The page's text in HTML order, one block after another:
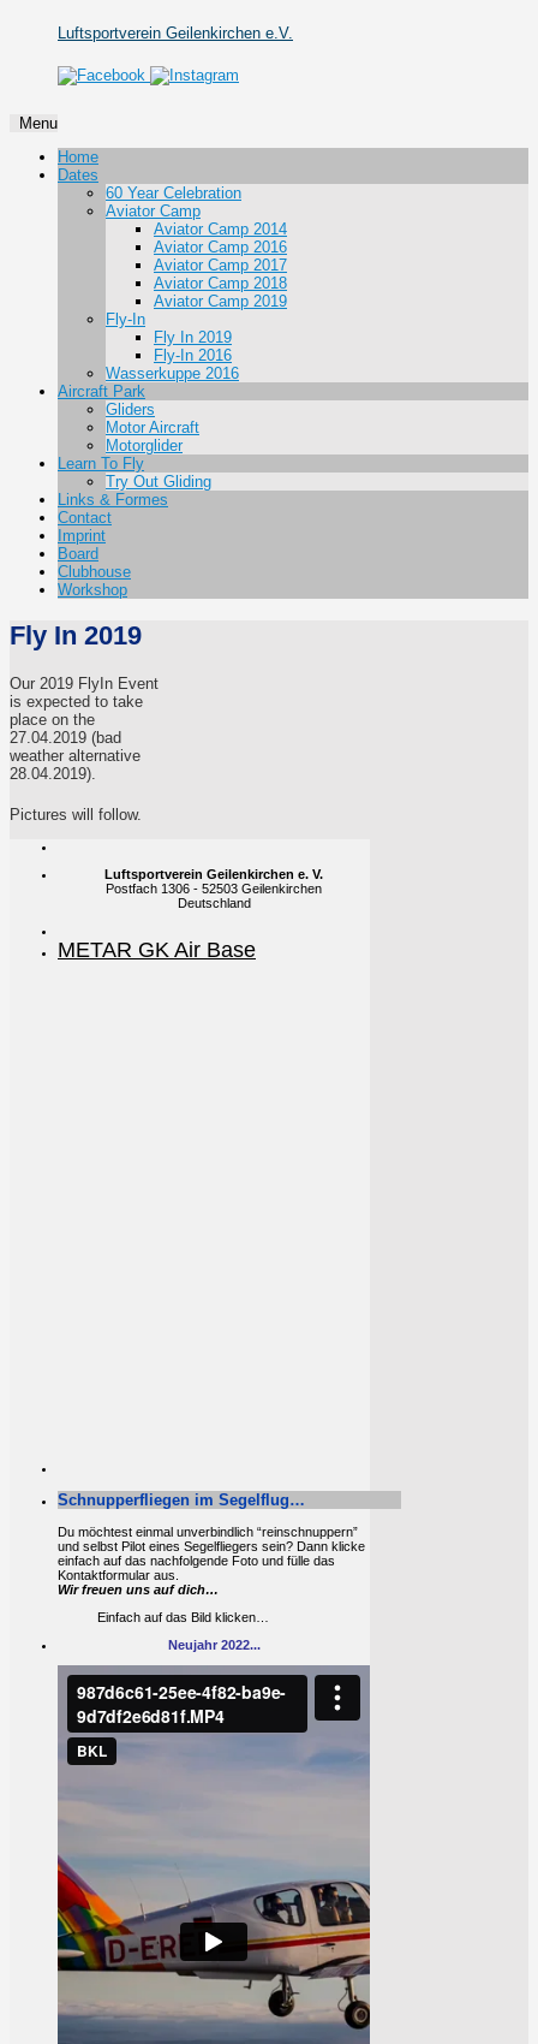
Luftsportverein Geilenkirchen e.V.
Menu
Home
Dates
60 Year Celebration
Aviator Camp
Aviator Camp 2014
Aviator Camp 2016
Aviator Camp 2017
Aviator Camp 2018
Aviator Camp 2019
Fly-In
Fly In 2019
Fly-In 2016
Wasserkuppe 2016
Aircraft Park
Gliders
Motor Aircraft
Motorglider
Learn To Fly
Try Out Gliding
Links & Formes
Contact
Imprint
Board
Clubhouse
Workshop
Fly In 2019
Our 2019 FlyIn Event
is expected to take
place on the
27.04.2019 (bad
weather alternative
28.04.2019).
Pictures will follow.
Luftsportverein Geilenkirchen e. V.
Postfach 1306 - 52503 Geilenkirchen
Deutschland
METAR GK Air Base
Schnupperfliegen im Segelflug…
Du möchtest einmal unverbindlich “reinschnuppern”
und selbst Pilot eines Segelfliegers sein? Dann klicke
einfach auf das nachfolgende Foto und fülle das
Kontaktformular aus.
Wir freuen uns auf dich…
Einfach auf das Bild klicken…
Neujahr 2022...